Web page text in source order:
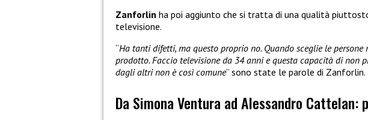
Zanforlin ha poi aggiunto che si tratta di una qualità
televisione.
“Ha tanti difetti, ma questo proprio no. Quando sceglie le persone
prodotto. Faccio televisione da 34 anni e questa capacità di non
dagli altri non è così comune” sono state le parole di Zanforlin.
Da Simona Ventura ad Alessandro